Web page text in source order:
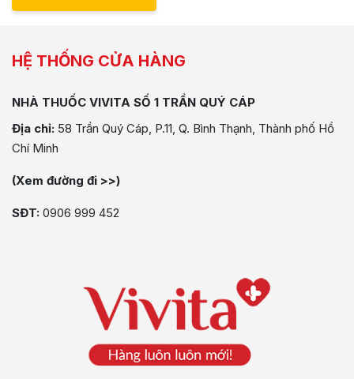
HỆ THỐNG CỬA HÀNG
NHÀ THUỐC VIVITA SỐ 1 TRẦN QUÝ CÁP
Địa chỉ: 58 Trần Quý Cáp, P.11, Q. Bình Thạnh, Thành phố Hồ
Chí Minh
(Xem đường đi >>)
SĐT: 0906 999 452